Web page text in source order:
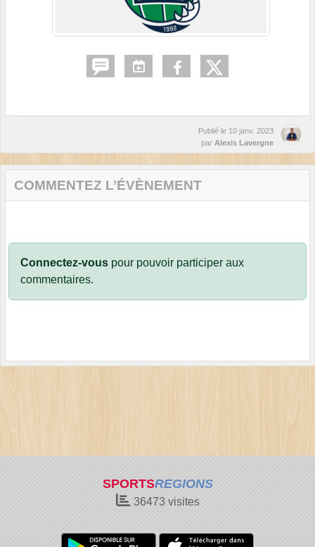
Publié le 10 janv. 2023
par Alexis Lavergne
COMMENTEZ L’ÉVÈNEMENT
Connectez-vous pour pouvoir participer aux
commentaires.
SPORTSREGIONS
36473visites